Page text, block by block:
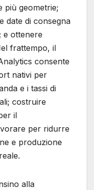
più geometrie;
date di consegna
e ottenere
frattempo, il
consente
nativi per
e i tassi di
costruire
il
per ridurre
e produzione
alla